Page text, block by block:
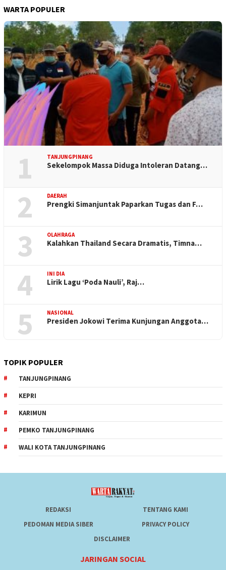
WARTA POPULER
1 TANJUNGPINANG
Sekelompok Massa Diduga Intoleran Datang…
2 DAERAH
Prengki Simanjuntak Paparkan Tugas dan F…
3 OLAHRAGA
Kalahkan Thailand Secara Dramatis, Timna…
4 INI DIA
Lirik Lagu ‘Poda Nauli’, Raj…
5 NASIONAL
Presiden Jokowi Terima Kunjungan Anggota…
TOPIK POPULER
TANJUNGPINANG
KEPRI
KARIMUN
PEMKO TANJUNGPINANG
WALI KOTA TANJUNGPINANG
REDAKSI
TENTANG KAMI
PEDOMAN MEDIA SIBER
PRIVACY POLICY
DISCLAIMER
JARINGAN SOCIAL